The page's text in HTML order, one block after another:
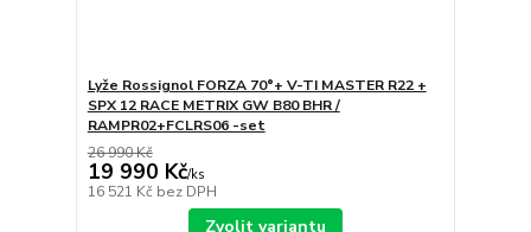
Lyže Rossignol FORZA 70°+ V-TI MASTER R22 +
SPX 12 RACE METRIX GW B80 BHR /
RAMPR02+FCLRS06 -set
26 990 Kč
19 990 Kč/ks
16 521 Kč bez DPH
Zvolit variantu